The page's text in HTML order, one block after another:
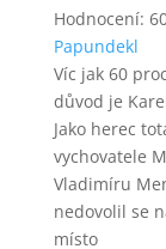
Hodnocení:
Papundekl
Víc jak 60
důvod je
Jako herec
vychovatele
Vladimíru
nedovolil se
místo